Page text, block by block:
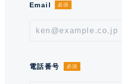
■退去時室内清掃費用:30㎡以
きます。■入居時玄関鍵開錠の
用別途。■保証会社必須【ケン
時】初回保証料:契約時月額賃
Email 必須
電話番号 必須